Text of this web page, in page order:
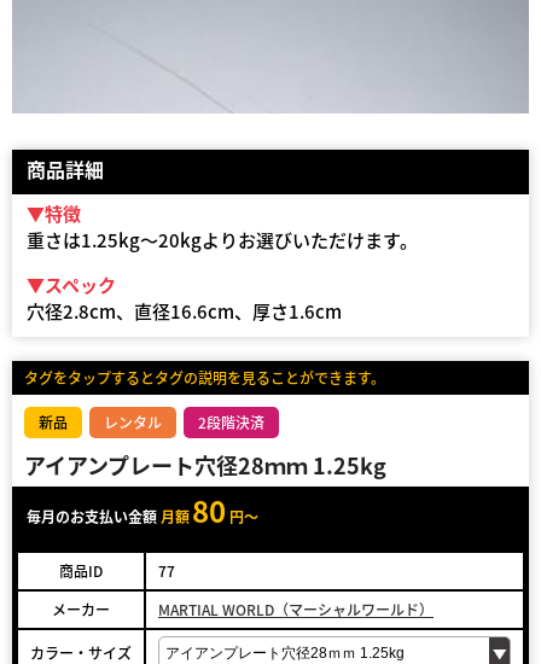
商品詳細
▼特徴
重さは1.25kg～20kgよりお選びいただけます。
▼スペック
穴径2.8cm、直径16.6cm、厚さ1.6cm
タグをタップするとタグの説明を見ることができます。
新品 レンタル 2段階決済
アイアンプレート穴径28ｍｍ 1.25kg
毎月のお支払い金額 月額80 円～
商品ID
77
メーカー
MARTIAL WORLD（マーシャルワールド）
カラー・サイズ